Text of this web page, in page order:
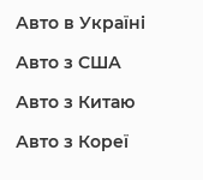
Jeep
Авто в Україні
Авто з США
Авто з Китаю
Авто з Кореї